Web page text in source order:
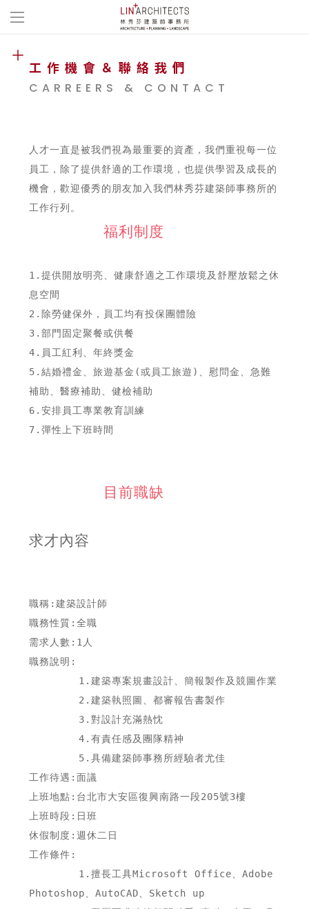
工作機會＆聯絡我們
CARREERS & CONTACT
人才一直是被我們視為最重要的資產，我們重視每一位
員工，除了提供舒適的工作環境，也提供學習及成長的
機會，歡迎優秀的朋友加入我們林秀芬建築師事務所的
工作行列。
福利制度
1.提供開放明亮、健康舒適之工作環境及舒壓放鬆之休
息空間
2.除勞健保外，員工均有投保團體險
3.部門固定聚餐或供餐
4.員工紅利、年終獎金
5.結婚禮金、旅遊基金(或員工旅遊)、慰問金、急難
補助、醫療補助、健檢補助
6.安排員工專業教育訓練
目前職缺
求才內容
職稱:建築設計師
職務性質:全職
需求人數:1人
職務說明:
工作待遇:面議
上班地點:台北市大安區復興南路一段205號3樓
上班時段:日班
休假制度:週休二日
工作條件:
Photoshop、AutoCAD、Sketch up